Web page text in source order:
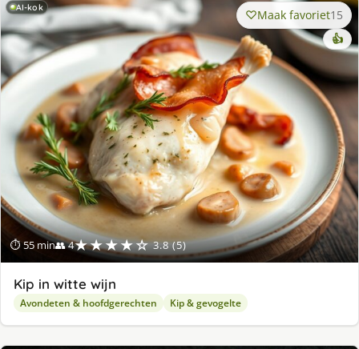
AI-kok
⏱ 55 min👥 4★★★★☆ 3.8 (5)
Maak favoriet15
👍
Kip in witte wijn
Avondeten & hoofdgerechten Kip & gevogelte